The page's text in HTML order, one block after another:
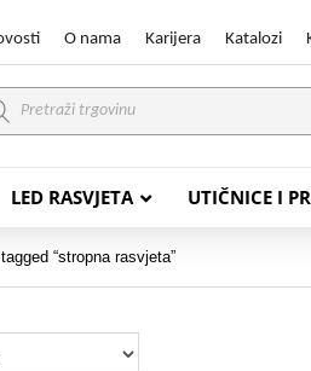
O nama Karijera Katalozi
LED RASVJETA UTIČNICE I
“stropna rasvjeta”